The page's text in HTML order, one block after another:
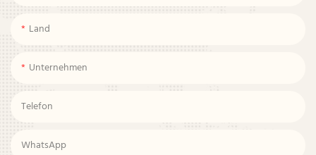
Land
Unternehmen
Telefon
WhatsApp